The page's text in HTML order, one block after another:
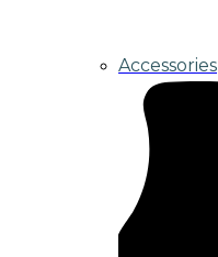
Accessories